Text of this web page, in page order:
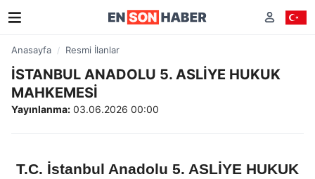
Anasayfa Resmi İlanlar
İSTANBUL ANADOLU 5. ASLİYE HUKUK
MAHKEMESİ
Yayınlanma: 03.06.2026 00:00
T.C. İstanbul Anadolu 5. ASLİYE HUKUK